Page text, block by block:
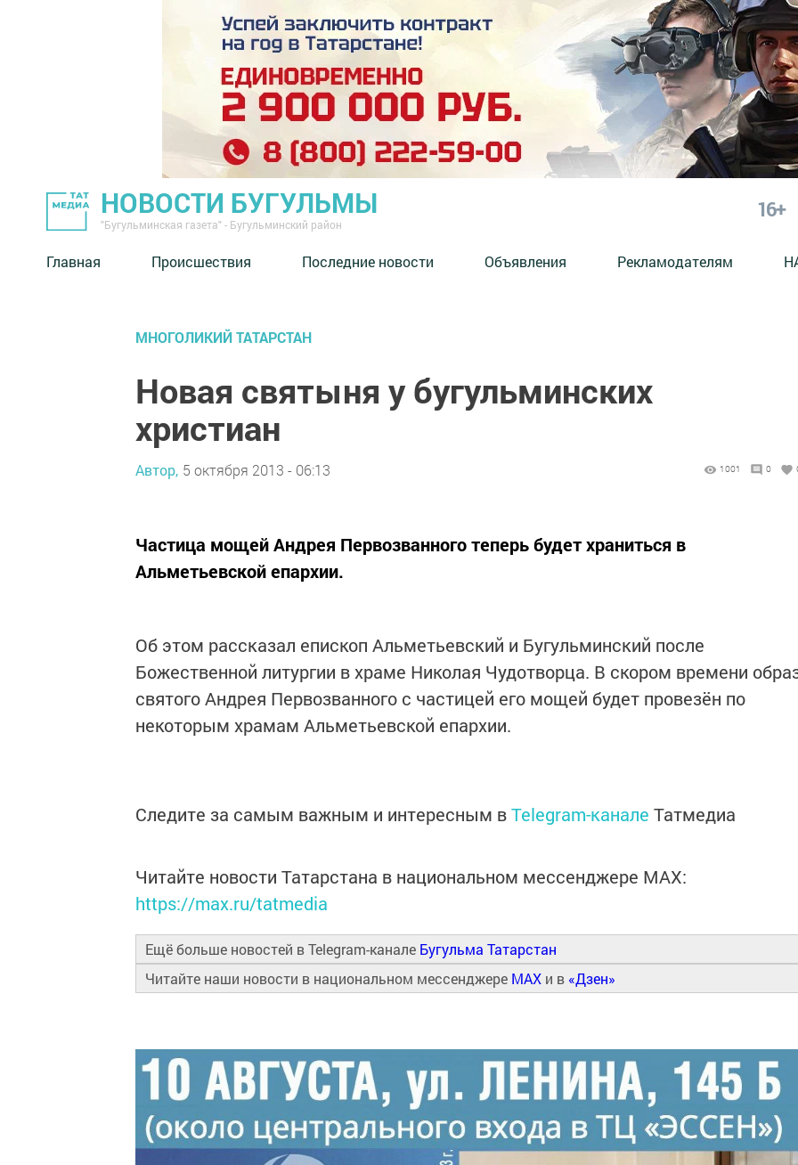
НОВОСТИ БУГУЛЬМЫ
"Бугульминская газета" - Бугульминский район
16+
Главная Происшествия Последние новости Объявления Рекламодателям
МНОГОЛИКИЙ ТАТАРСТАН
Новая святыня у бугульминских
христиан
Автор, 5 октября 2013 - 06:13 1001 0
Частица мощей Андрея Первозванного теперь будет храниться в
Альметьевской епархии.
Об этом рассказал епископ Альметьевский и Бугульминский после
Божественной литургии в храме Николая Чудотворца. В скором времени
святого Андрея Первозванного с частицей его мощей будет провезён по
некоторым храмам Альметьевской епархии.
Следите за самым важным и интересным вTelegram-канале Татмедиа
Читайте новости Татарстана в национальном мессенджере MАХ:
https://max.ru/tatmedia
Ещё больше новостей в Telegram-канале Бугульма Татарстан
Читайте наши новости в национальном мессенджере MAX и в «Дзен»